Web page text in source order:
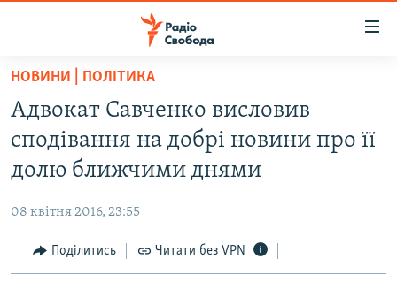
Перейти
основного
матеріалу
до
основної
Перейти
до
ВСЕ ЗА ДОБУ
СУСПІЛЬСТВО
РОСІЙСЬКА «ФІЛЬТРАЦІЯ»
ДОНБАС.РЕАЛІЇ
НОВИНИ | ПОЛІТИКА
Адвокат Савченко висловив
сподівання на добрі новини про її
долю ближчими днями
08 квітня 2016, 23:55
Поділитись Читати без VPN